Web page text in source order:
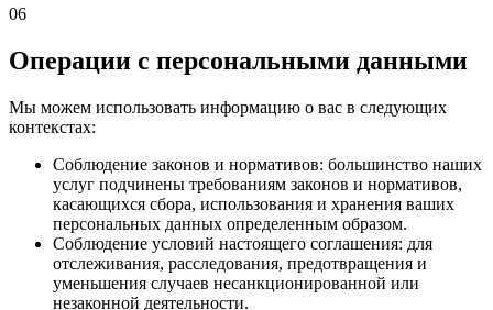
06
Операции с персональными данными
Мы можем использовать информацию о вас в следующих
контекстах:
Соблюдение законов и нормативов: большинство наших
услуг подчинены требованиям законов и нормативов,
касающихся сбора, использования и хранения ваших
персональных данных определенным образом.
Соблюдение условий настоящего соглашения: для
отслеживания, расследования, предотвращения и
уменьшения случаев несанкционированной или
незаконной деятельности.